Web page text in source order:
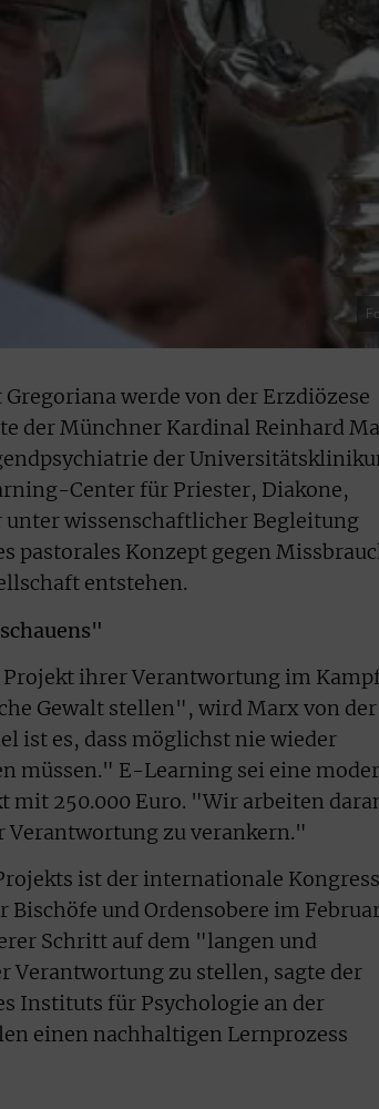
werde von der Erzdiözese
der Münchner Kardinal Reinhard
der
Center für Priester, Diakone,
wissenschaftlicher Begleitung
pastorales Konzept gegen
entstehen.
ihrer Verantwortung im
Gewalt stellen", wird Marx von der
ist es, dass möglichst nie wieder
müssen." E-Learning sei eine
mit 250.000 Euro. "Wir arbeiten
Verantwortung zu verankern."
ist der internationale Kongress
und Ordensobere im
Schritt auf dem "langen und
Verantwortung zu stellen, sagte der
Instituts für Psychologie an der
einen nachhaltigen Lernprozess